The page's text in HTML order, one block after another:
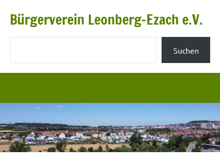
InhaltBürgerverein Leonberg-Ezach e.V.
Suchen